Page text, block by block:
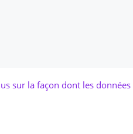
sur la façon dont les